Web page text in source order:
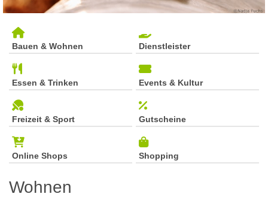
Bauen & Wohnen Dienstleister
Essen & Trinken Events & Kultur
Freizeit & Sport Gutscheine
Online Shops Shopping
Wohnen